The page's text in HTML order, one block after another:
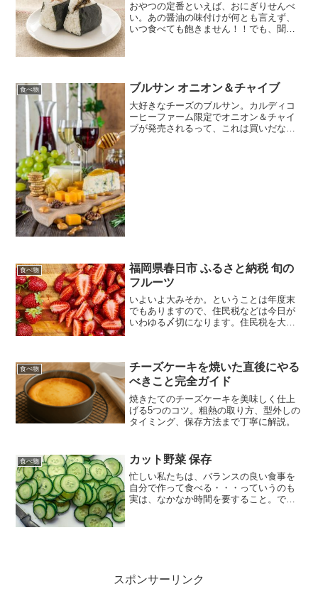
おやつの定番といえば、おにぎりせんべ
い。あの醤油の味付けが何とも言えず、
いつ食べても飽きません！！でも、聞い
食べ物 ブルサン オニオン＆チャイブ
大好きなチーズのブルサン。カルディコ
ーヒーファーム限定でオニオン＆チャイ
ブが発売されるって、これは買いだな～
食べ物
福岡県春日市 ふるさと納税 旬の
フルーツ
いよいよ大みそか。ということは年度末
でもありますので、住民税などは今日が
いわゆる〆切になります。住民税を大い
と納税による納付を完了し...
食べ物
チーズケーキを焼いた直後にやる
べきこと完全ガイド
焼きたてのチーズケーキを美味しく仕上
げる5つのコツ。粗熱の取り方、型外しの
タイミング、保存方法まで丁寧に解説。
食べ物 カット野菜 保存
忙しい私たちは、バランスの良い食事を
自分で作って食べる・・・っていうのも
実は、なかなか時間を要すること。で
スポンサーリンク